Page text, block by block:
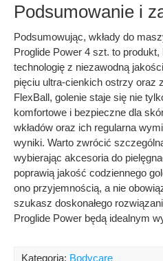
Podsumowanie i
Podsumowując, wkłady do
Proglide Power 4 szt. to
technologię z niezawodną
pięciu ultra-cienkich ostrzy oraz
FlexBall, golenie staje się nie
komfortowe i bezpieczne dla
wkładów oraz ich regularna
wyniki. Warto zwrócić
wybierając akcesoria do
poprawią jakość codziennego
ono przyjemnością, a nie
szukasz doskonałego
Proglide Power będą idealnym
Kategoria: Bodycare